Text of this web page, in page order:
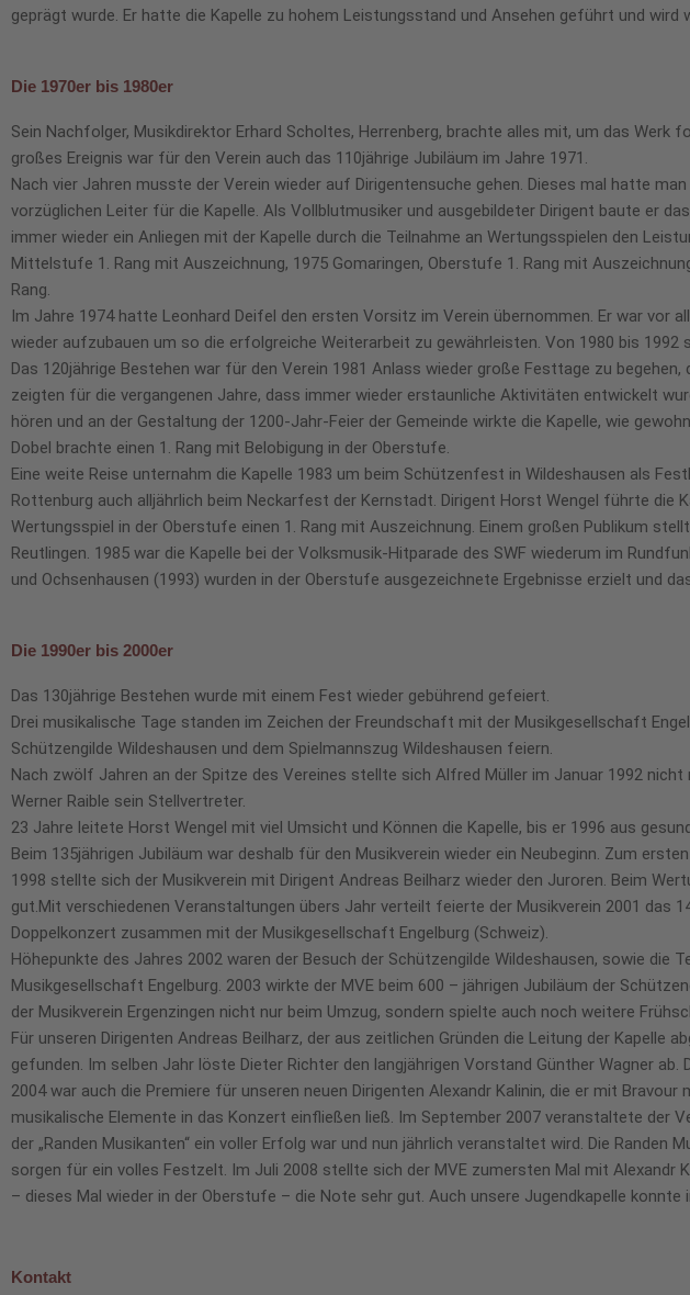
geprägt wurde. Er hatte die Kapelle zu hohem Leistungsstand und Ansehen geführt und wird
Die 1970er bis 1980er
Sein Nachfolger, Musikdirektor Erhard Scholtes, Herrenberg, brachte alles mit, um das
großes Ereignis war für den Verein auch das 110jährige Jubiläum im Jahre 1971.
Nach vier Jahren musste der Verein wieder auf Dirigentensuche gehen. Dieses mal hatte
vorzüglichen Leiter für die Kapelle. Als Vollblutmusiker und ausgebildeter Dirigent baute er
immer wieder ein Anliegen mit der Kapelle durch die Teilnahme an Wertungsspielen den
Mittelstufe 1. Rang mit Auszeichnung, 1975 Gomaringen, Oberstufe 1. Rang mit
Rang.
Im Jahre 1974 hatte Leonhard Deifel den ersten Vorsitz im Verein übernommen. Er war vor
wieder aufzubauen um so die erfolgreiche Weiterarbeit zu gewährleisten. Von 1980 bis
Das 120jährige Bestehen war für den Verein 1981 Anlass wieder große Festtage zu
zeigten für die vergangenen Jahre, dass immer wieder erstaunliche Aktivitäten entwickelt
hören und an der Gestaltung der 1200-Jahr-Feier der Gemeinde wirkte die Kapelle, wie
Dobel brachte einen 1. Rang mit Belobigung in der Oberstufe.
Eine weite Reise unternahm die Kapelle 1983 um beim Schützenfest in Wildeshausen als
Rottenburg auch alljährlich beim Neckarfest der Kernstadt. Dirigent Horst Wengel führte die
Wertungsspiel in der Oberstufe einen 1. Rang mit Auszeichnung. Einem großen Publikum
Reutlingen. 1985 war die Kapelle bei der Volksmusik-Hitparade des SWF wiederum im
und Ochsenhausen (1993) wurden in der Oberstufe ausgezeichnete Ergebnisse erzielt und
Die 1990er bis 2000er
Das 130jährige Bestehen wurde mit einem Fest wieder gebührend gefeiert.
Drei musikalische Tage standen im Zeichen der Freundschaft mit der Musikgesellschaft
Schützengilde Wildeshausen und dem Spielmannszug Wildeshausen feiern.
Nach zwölf Jahren an der Spitze des Vereines stellte sich Alfred Müller im Januar 1992
Werner Raible sein Stellvertreter.
23 Jahre leitete Horst Wengel mit viel Umsicht und Können die Kapelle, bis er 1996 aus
Beim 135jährigen Jubiläum war deshalb für den Musikverein wieder ein Neubeginn. Zum
1998 stellte sich der Musikverein mit Dirigent Andreas Beilharz wieder den Juroren. Beim
gut.Mit verschiedenen Veranstaltungen übers Jahr verteilt feierte der Musikverein 2001 das
Doppelkonzert zusammen mit der Musikgesellschaft Engelburg (Schweiz).
Höhepunkte des Jahres 2002 waren der Besuch der Schützengilde Wildeshausen, sowie die
Musikgesellschaft Engelburg. 2003 wirkte der MVE beim 600 – jährigen Jubiläum der
der Musikverein Ergenzingen nicht nur beim Umzug, sondern spielte auch noch weitere
Für unseren Dirigenten Andreas Beilharz, der aus zeitlichen Gründen die Leitung der Kapelle
gefunden. Im selben Jahr löste Dieter Richter den langjährigen Vorstand Günther Wagner
2004 war auch die Premiere für unseren neuen Dirigenten Alexandr Kalinin, die er mit
musikalische Elemente in das Konzert einfließen ließ. Im September 2007 veranstaltete der
der „Randen Musikanten“ ein voller Erfolg war und nun jährlich veranstaltet wird. Die
sorgen für ein volles Festzelt. Im Juli 2008 stellte sich der MVE zumersten Mal mit Alexandr
– dieses Mal wieder in der Oberstufe – die Note sehr gut. Auch unsere Jugendkapelle
Kontakt